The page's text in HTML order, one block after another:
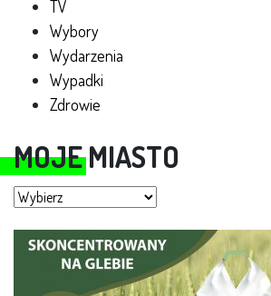
TV
Wybory
Wydarzenia
Wypadki
Zdrowie
MOJE MIASTO
Moje miasto